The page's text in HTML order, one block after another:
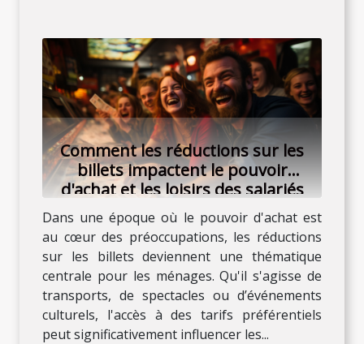
Comment les réductions sur les
billets impactent le pouvoir
d'achat et les loisirs des salariés
Dans une époque où le pouvoir d'achat est
au cœur des préoccupations, les réductions
sur les billets deviennent une thématique
centrale pour les ménages. Qu'il s'agisse de
transports, de spectacles ou d’événements
culturels, l'accès à des tarifs préférentiels
peut significativement influencer les...